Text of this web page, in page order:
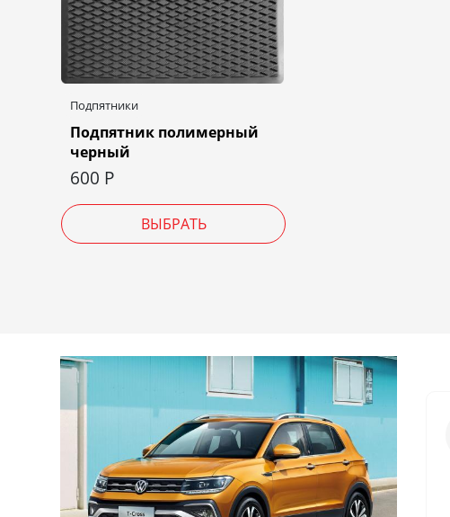
Подпятники
Подпятник полимерный
черный
600 Р
ВЫБРАТЬ